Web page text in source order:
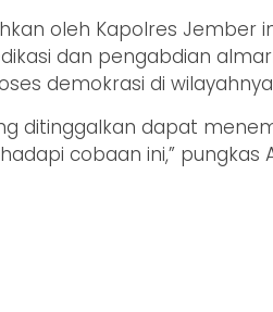
oleh Kapolres Jember
dan pengabdian
demokrasi di
ditinggalkan dapat
cobaan ini,” pungkas